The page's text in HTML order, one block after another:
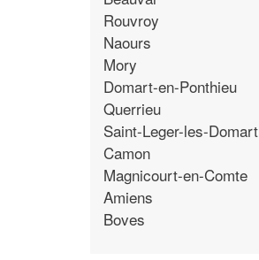
Rouvroy
Naours
Mory
Domart-en-Ponthieu
Querrieu
Saint-Leger-les-Domart
Camon
Magnicourt-en-Comte
Amiens
Boves